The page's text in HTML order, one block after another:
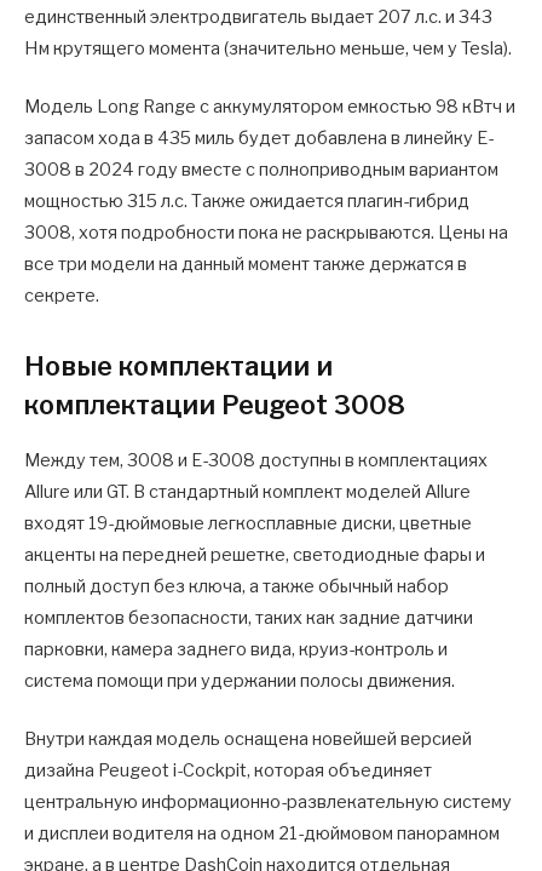
единственный электродвигатель выдает 207 л.с. и 343
Нм крутящего момента (значительно меньше, чем у Tesla).
Модель Long Range с аккумулятором емкостью 98 кВтч и
запасом хода в 435 миль будет добавлена ​​в линейку E-
3008 в 2024 году вместе с полноприводным вариантом
мощностью 315 л.с. Также ожидается плагин-гибрид
3008, хотя подробности пока не раскрываются. Цены на
все три модели на данный момент также держатся в
секрете.
Новые комплектации и
комплектации Peugeot 3008
Между тем, 3008 и E-3008 доступны в комплектациях
Allure или GT. В стандартный комплект моделей Allure
входят 19-дюймовые легкосплавные диски, цветные
акценты на передней решетке, светодиодные фары и
полный доступ без ключа, а также обычный набор
комплектов безопасности, таких как задние датчики
парковки, камера заднего вида, круиз-контроль и
система помощи при удержании полосы движения.
Внутри каждая модель оснащена новейшей версией
дизайна Peugeot i-Cockpit, которая объединяет
центральную информационно-развлекательную систему
и дисплеи водителя на одном 21-дюймовом панорамном
экране, а в центре DashCoin находится отдельная